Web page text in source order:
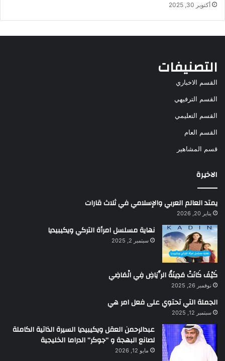
أكتوبر 30, 2025
التصنيفات
القسم الاخباري
القسم الترفيهي
القسم التعليمي
القسم العام
قسم المشاهير
الاخيرة
يمتد العالم العربي والإسلامي في ثلاث قارات
يناير 20, 2026
نهاية مسلسل امرأة التركي ويكيبيديا
سبتمبر 2, 2025
كَيْفَ كَانَتْ مَدِينَةُ الرِّيَاضِ فِي الْمَاضِي
نوفمبر 26, 2025
الجملة التي تحتوي على فعل امر هي
سبتمبر 12, 2025
عبدالرحمن العقل ويكيبيديا السيرة الذاتية الكاملة
لصانع البهجة و “جوكر” الدراما الخليجية
مايو 12, 2026